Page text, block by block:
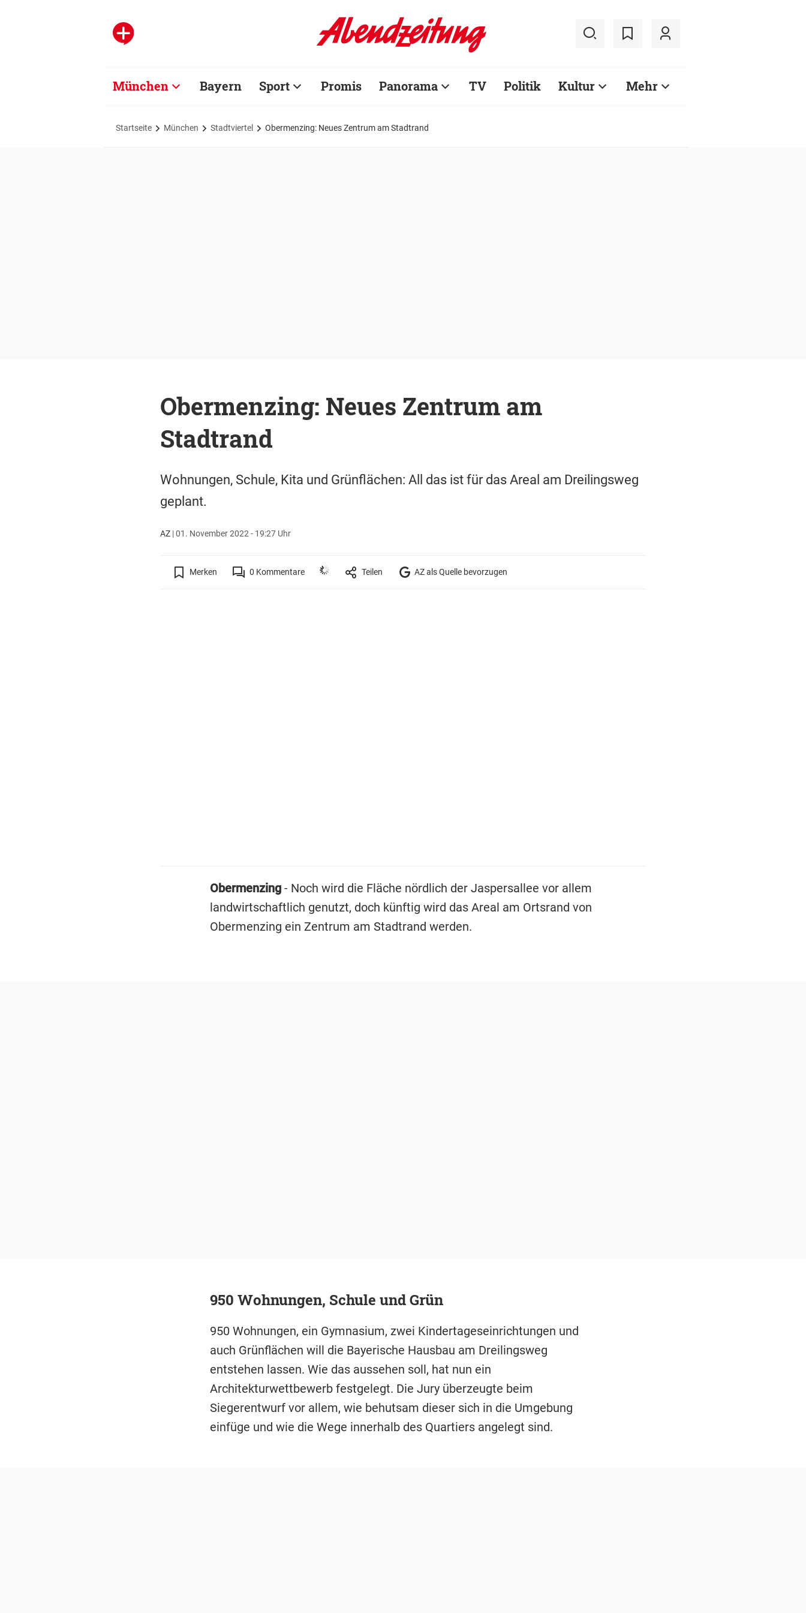
München Bayern Sport Promis Panorama TV Politik Kultur Mehr
Startseite München Stadtviertel Obermenzing: Neues Zentrum am Stadtrand
Obermenzing: Neues Zentrum am
Stadtrand
Wohnungen, Schule, Kita und Grünflächen: All das ist für das Areal am Dreilingsweg
geplant.
AZ|01. November 2022 - 19:27 Uhr
Merken 0 Kommentare Teilen AZ als Quelle bevorzugen
Obermenzing- Noch wird die Fläche nördlich der Jaspersallee vor allem
landwirtschaftlich genutzt, doch künftig wird das Areal am Ortsrand von
Obermenzing ein Zentrum am Stadtrand werden.
950 Wohnungen, Schule und Grün
950 Wohnungen, ein Gymnasium, zwei Kindertageseinrichtungen und
auch Grünflächen will die Bayerische Hausbau am Dreilingsweg
entstehen lassen. Wie das aussehen soll, hat nun ein
Architekturwettbewerb festgelegt. Die Jury überzeugte beim
Siegerentwurf vor allem, wie behutsam dieser sich in die Umgebung
einfüge und wie die Wege innerhalb des Quartiers angelegt sind.